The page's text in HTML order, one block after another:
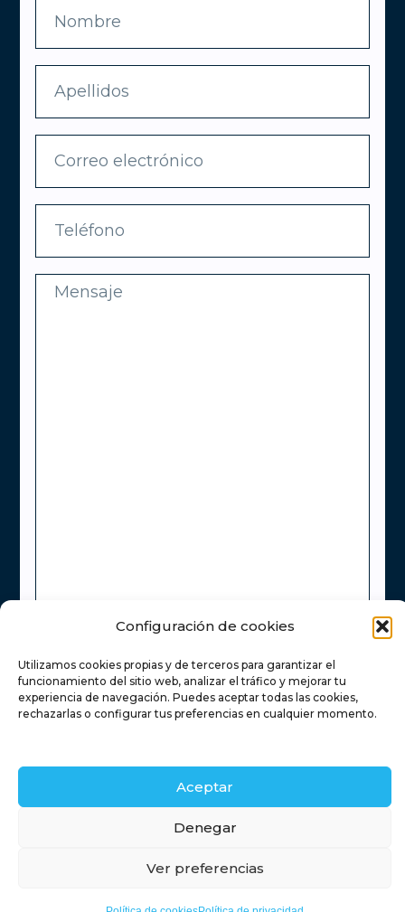
Configuración de cookies
Utilizamos cookies propias y de terceros para garantizar el
funcionamiento del sitio web, analizar el tráfico y mejorar tu
experiencia de navegación. Puedes aceptar todas las cookies,
rechazarlas o configurar tus preferencias en cualquier momento.
Aceptar
Denegar
Ver preferencias
He leído y acepto laPolítica de Privacidad
Enviar
Inicio Servicios inmobiliarios Financiación